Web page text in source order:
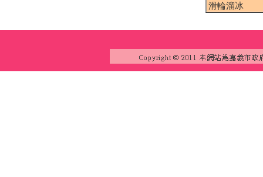
滑輪溜冰